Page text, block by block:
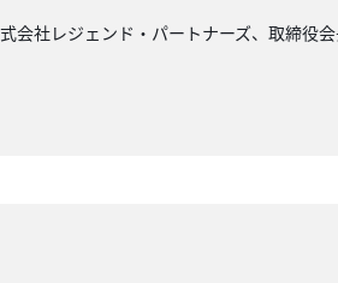
会社レジェンド・パートナーズ、取締役